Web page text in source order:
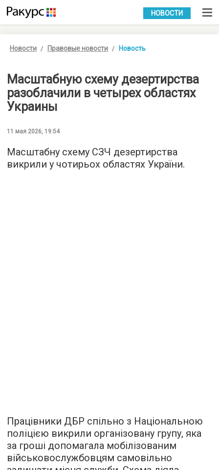
УКР РУС
НОВОСТИ
Новости Правовые новости Новость
Масштабную схему дезертирства
разоблачили в четырех областях
Украины
11 мая 2026, 19:54
Масштабну схему СЗЧ дезертирства
викрили у чотирьох областях України.
Працівники ДБР спільно з Національною
поліцією викрили організовану групу, яка
за гроші допомагала мобілізованим
військовослужбовцям самовільно